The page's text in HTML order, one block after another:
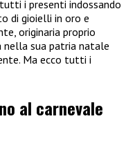
i presenti indossando
di gioielli in oro e
originaria proprio
nella sua patria natale
Ma ecco tutti i
al carnevale